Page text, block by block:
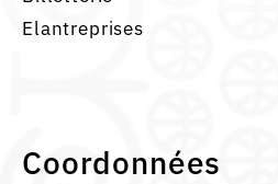
Elantreprises
Coordonnées